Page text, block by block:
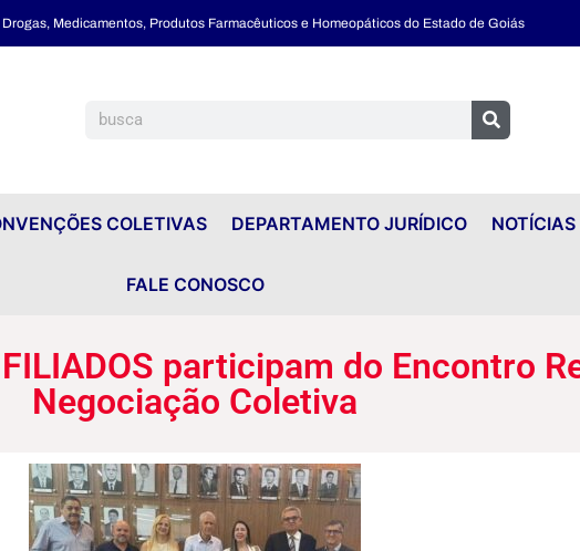
Medicamentos, Produtos Farmacêuticos e Homeopáticos do Estado de Goiás
COLETIVAS DEPARTAMENTO JURÍDICO NOTÍCIAS
FALE CONOSCO
FILIADOS participam do Encontro
Negociação Coletiva